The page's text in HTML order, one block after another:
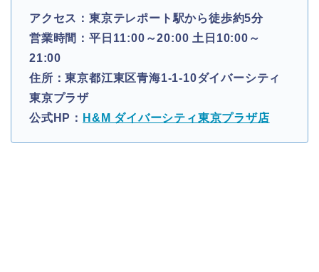
アクセス：東京テレポート駅から徒歩約5分
営業時間：平日11:00～20:00 土日10:00～
21:00
住所：東京都江東区青海1-1-10ダイバーシティ
東京プラザ
公式HP： H&M ダイバーシティ東京プラザ店